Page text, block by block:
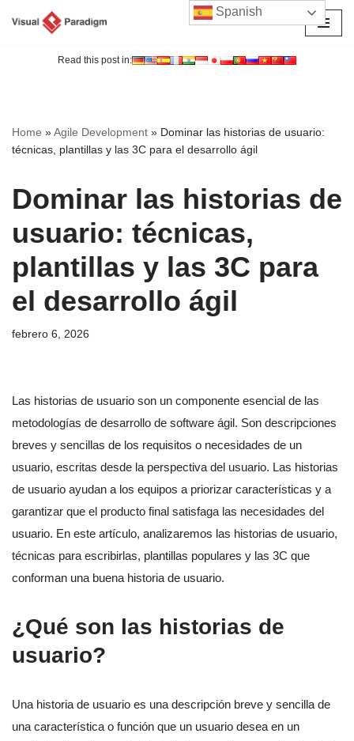
Read this post in:
Home »Agile Development » Dominar las historias de usuario:
técnicas, plantillas y las 3C para el desarrollo ágil
Dominar las historias de
usuario: técnicas,
plantillas y las 3C para
el desarrollo ágil
febrero 6, 2026
Las historias de usuario son un componente esencial de las
metodologías de desarrollo de software ágil. Son descripciones
breves y sencillas de los requisitos o necesidades de un
usuario, escritas desde la perspectiva del usuario. Las historias
de usuario ayudan a los equipos a priorizar características y a
garantizar que el producto final satisfaga las necesidades del
usuario. En este artículo, analizaremos las historias de usuario,
técnicas para escribirlas, plantillas populares y las 3C que
conforman una buena historia de usuario.
¿Qué son las historias de
usuario?
Una historia de usuario es una descripción breve y sencilla de
una característica o función que un usuario desea en un
Spanish